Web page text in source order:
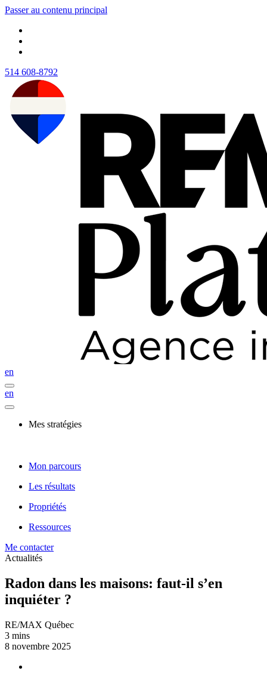
Passer au contenu principal
514 608-8792
en
en
Mes stratégies
Mon parcours
Les résultats
Propriétés
Ressources
Me contacter
Actualités
Radon dans les maisons: faut-il s’en
inquiéter ?
RE/MAX Québec
3 mins
8 novembre 2025